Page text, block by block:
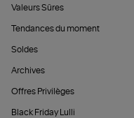
Valeurs Sûres
Tendances du moment
Soldes
Archives
Offres Privilèges
Black Friday Lulli